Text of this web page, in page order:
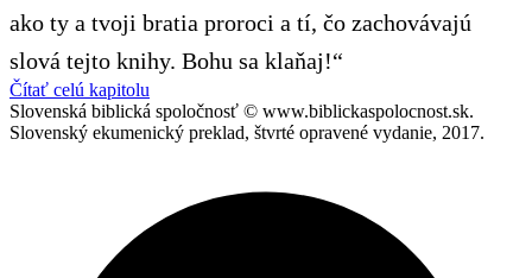
ako ty a tvoji bratia proroci a tí, čo zachovávajú
slová tejto knihy. Bohu sa klaňaj!“
Čítať celú kapitolu
Slovenská biblická spoločnosť © www.biblickaspolocnost.sk.
Slovenský ekumenický preklad, štvrté opravené vydanie, 2017.